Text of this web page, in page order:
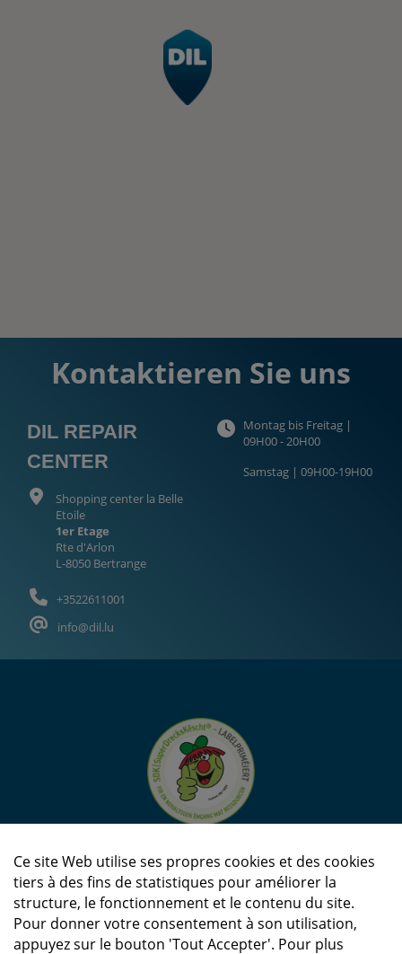
Kontaktieren Sie uns
DIL REPAIR
CENTER
Shopping center la Belle
Etoile
1er Etage
Rte d'Arlon
L-8050 Bertrange
+3522611001
info@dil.lu
Montag bis Freitag |
09H00 - 20H00
Samstag | 09H00-19H00
Ce site Web utilise ses propres cookies et des cookies
tiers à des fins de statistiques pour améliorer la
structure, le fonctionnement et le contenu du site.
Pour donner votre consentement à son utilisation,
appuyez sur le bouton 'Tout Accepter'. Pour plus